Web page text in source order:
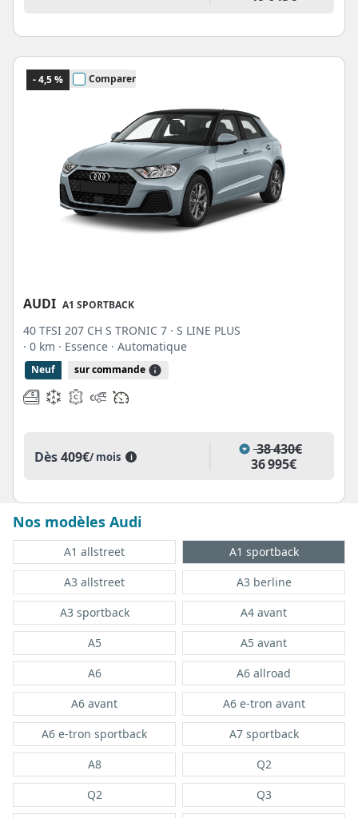
- 4,5 % Comparer
AUDI A1 SPORTBACK
40 TFSI 207 CH S TRONIC 7 · S LINE PLUS
· 0 km · Essence · Automatique
Neuf sur commande
Dès409€/ mois i
38 430€
36 995€
Nos modèles Audi
A1 allstreet
A1 sportback
A3 allstreet
A3 berline
A3 sportback
A4 avant
A5
A5 avant
A6
A6 allroad
A6 avant
A6 e-tron avant
A6 e-tron sportback
A7 sportback
A8
Q2
Q2
Q3